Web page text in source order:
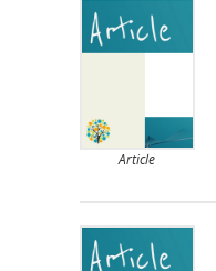
Article